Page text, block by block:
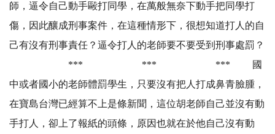
師，逼令自己動手毆打同學，在萬般無奈下動手把同學打
傷，因此釀成刑事案件，在這種情形下，很想知道打人的自
己有沒有刑事責任？逼令打人的老師要不要受到刑事處罰？
*** *** *** 國
中或者國小的老師體罰學生，只要沒有把人打成鼻青臉腫，
在寶島台灣已經算不上是條新聞，這位胡老師自己並沒有動
手打人，卻上了報紙的頭條，原因也就在於他自己沒有動